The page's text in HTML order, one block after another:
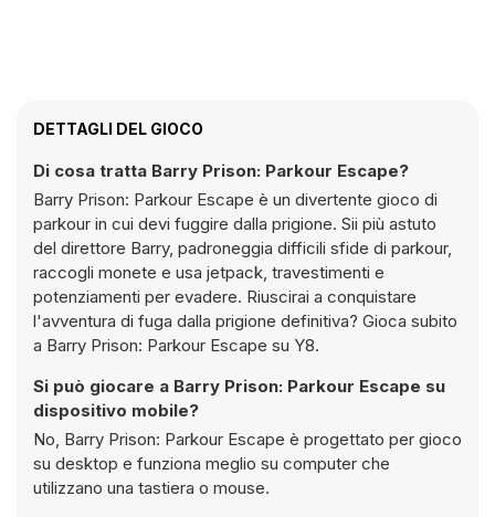
DETTAGLI DEL GIOCO
Di cosa tratta Barry Prison: Parkour Escape?
Barry Prison: Parkour Escape è un divertente gioco di
parkour in cui devi fuggire dalla prigione. Sii più astuto
del direttore Barry, padroneggia difficili sfide di parkour,
raccogli monete e usa jetpack, travestimenti e
potenziamenti per evadere. Riuscirai a conquistare
l'avventura di fuga dalla prigione definitiva? Gioca subito
a Barry Prison: Parkour Escape su Y8.
Si può giocare a Barry Prison: Parkour Escape su
dispositivo mobile?
No, Barry Prison: Parkour Escape è progettato per gioco
su desktop e funziona meglio su computer che
utilizzano una tastiera o mouse.